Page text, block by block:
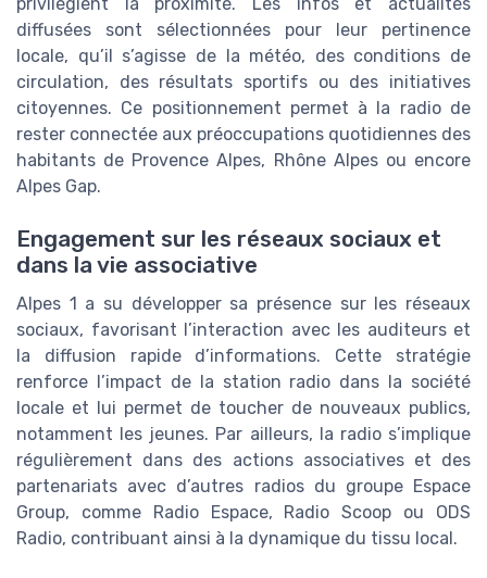
diffusées sont sélectionnées pour leur pertinence
locale, qu’il s’agisse de la météo, des conditions de
circulation, des résultats sportifs ou des initiatives
citoyennes. Ce positionnement permet à la radio de
rester connectée aux préoccupations quotidiennes des
habitants de Provence Alpes, Rhône Alpes ou encore
Alpes Gap.
Engagement sur les réseaux sociaux et
dans la vie associative
Alpes 1 a su développer sa présence sur les réseaux
sociaux, favorisant l’interaction avec les auditeurs et
la diffusion rapide d’informations. Cette stratégie
renforce l’impact de la station radio dans la société
locale et lui permet de toucher de nouveaux publics,
notamment les jeunes. Par ailleurs, la radio s’implique
régulièrement dans des actions associatives et des
partenariats avec d’autres radios du groupe Espace
Group, comme Radio Espace, Radio Scoop ou ODS
Radio, contribuant ainsi à la dynamique du tissu local.